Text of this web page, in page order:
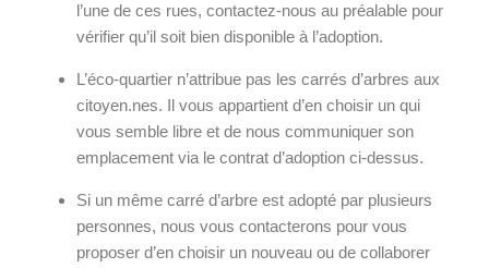
l’une de ces rues, contactez-nous au préalable pour
vérifier qu’il soit bien disponible à l’adoption.
L’éco-quartier n’attribue pas les carrés d’arbres aux
citoyen.nes. Il vous appartient d’en choisir un qui
vous semble libre et de nous communiquer son
emplacement via le contrat d’adoption ci-dessus.
Si un même carré d’arbre est adopté par plusieurs
personnes, nous vous contacterons pour vous
proposer d’en choisir un nouveau ou de collaborer